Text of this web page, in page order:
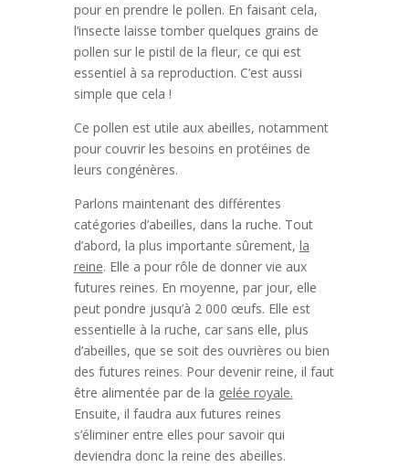
pour en prendre le pollen. En faisant cela,
l’insecte laisse tomber quelques grains de
pollen sur le pistil de la fleur, ce qui est
essentiel à sa reproduction. C’est aussi
simple que cela !
Ce pollen est utile aux abeilles, notamment
pour couvrir les besoins en protéines de
leurs congénères.
Parlons maintenant des différentes
catégories d’abeilles, dans la ruche. Tout
d’abord, la plus importante sûrement, la
reine. Elle a pour rôle de donner vie aux
futures reines. En moyenne, par jour, elle
peut pondre jusqu’à 2 000 œufs. Elle est
essentielle à la ruche, car sans elle, plus
d’abeilles, que se soit des ouvrières ou bien
des futures reines. Pour devenir reine, il faut
être alimentée par de la gelée royale.
Ensuite, il faudra aux futures reines
s’éliminer entre elles pour savoir qui
deviendra donc la reine des abeilles.